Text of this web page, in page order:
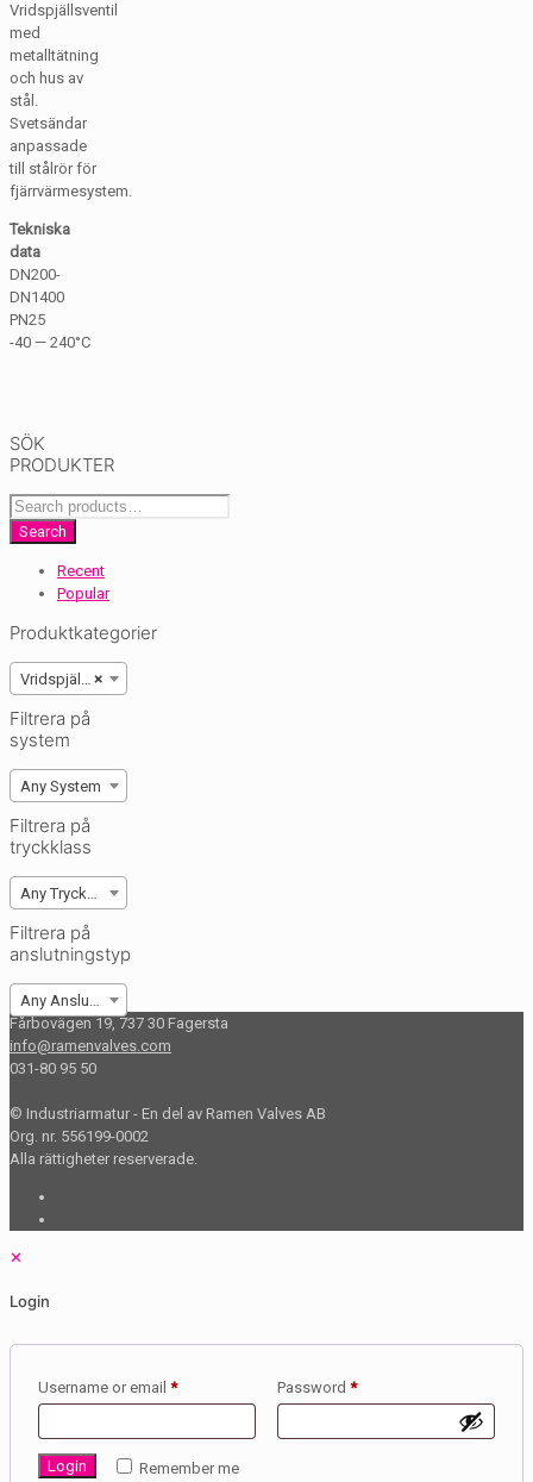
Vridspjällsventil
med
metalltätning
och hus av
stål.
Svetsändar
anpassade
till stålrör för
fjärrvärmesystem.
Tekniska
data
DN200-
DN1400
PN25
-40 — 240°C
SÖK
PRODUKTER
Search
for:
Search
Recent
Popular
Produktkategorier
×
Vridspjällventiler
Filtrera på
system
Any System
Filtrera på
tryckklass
Any Tryckklasser
Filtrera på
anslutningstyp
Any Anslutning
Fårbovägen 19, 737 30 Fagersta
info@ramenvalves.com
031-80 95 50
© Industriarmatur - En del av Ramen Valves AB
Org. nr. 556199-0002
Alla rättigheter reserverade.
✕
Login
Username or email *Required Password *Required
Remember me
Login